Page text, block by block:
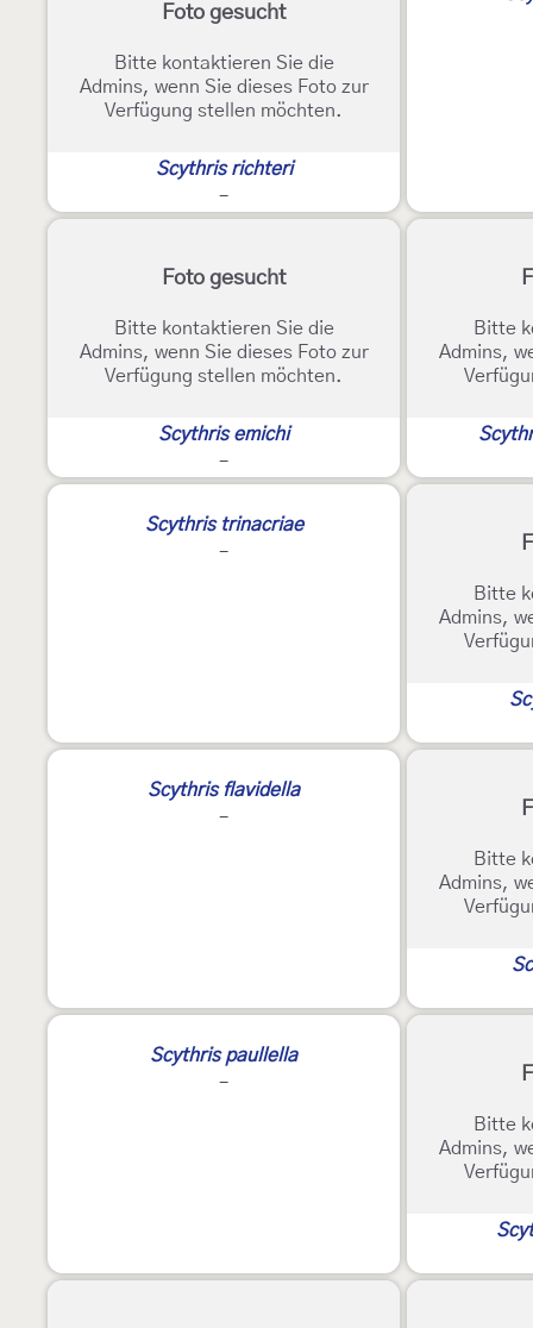
Foto gesucht
Bitte kontaktieren Sie die
Admins, wenn Sie dieses Foto zur
Verfügung stellen möchten.
Scythris richteri
-
Foto gesucht
Bitte kontaktieren Sie die
Admins, wenn Sie dieses Foto zur
Verfügung stellen möchten.
Scythris emichi
-
Bitte
Admins,
Scythris trinacriae
-
Bitte
Admins,
Scythris flavidella
-
Bitte
Admins,
Scythris paullella
-
Bitte
Admins,